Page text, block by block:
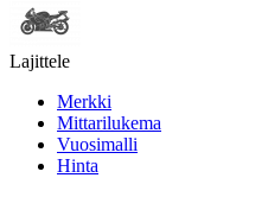
Lajittele
Merkki
Mittarilukema
Vuosimalli
Hinta